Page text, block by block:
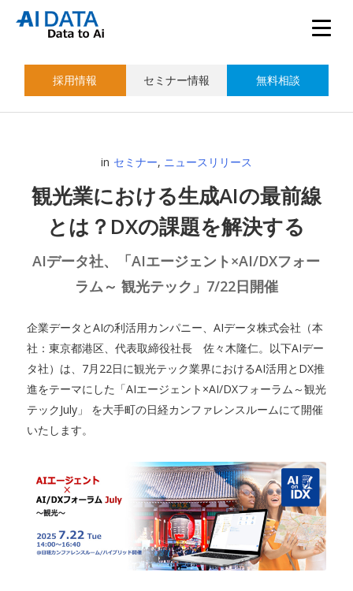
採用情報 セミナー情報 無料相談
in セミナー, ニュースリリース
観光業における生成AIの最前線
とは？DXの課題を解決する
AIデータ社、「AIエージェント×AI/DXフォー
ラム～ 観光テック」7/22日開催
企業データとAIの利活用カンパニー、AIデータ株式会社（本
社：東京都港区、代表取締役社長 佐々木隆仁。以下AIデー
タ社）は、7月22日に観光テック業界におけるAI活用とDX推
進をテーマにした「AIエージェント×AI/DXフォーラム～観光
テックJuly」 を大手町の日経カンファレンスルームにて開催
いたします。